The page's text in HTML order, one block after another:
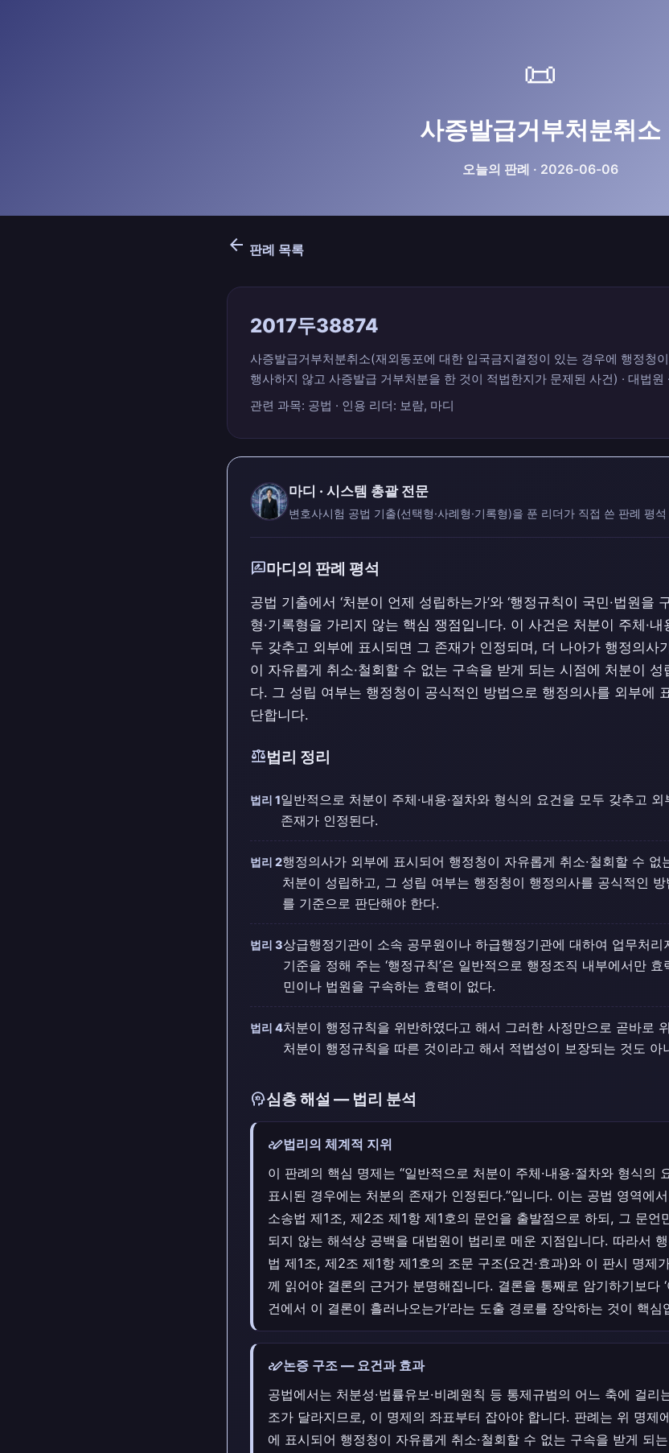
📜
사증발급거부처분취소
오늘의 판례 · 2026-06-06
arrow_back 판례 목록
2017두38874
사증발급거부처분취소(재외동포에 대한 입국금지결정이 있는 경우에 행정청
행사하지 않고 사증발급 거부처분을 한 것이 적법한지가 문제된 사건) · 대법원
관련 과목: 공법 · 인용 리더: 보람, 마디
마디 · 시스템 총괄 전문
변호사시험 공법 기출(선택형·사례형·기록형)을 푼 리더가 직접 쓴 판례 평석
rate_review마디의 판례 평석
공법 기출에서 ‘처분이 언제 성립하는가’와 ‘행정규칙이 국민·법원을
형·기록형을 가리지 않는 핵심 쟁점입니다. 이 사건은 처분이 주체·
두 갖추고 외부에 표시되면 그 존재가 인정되며, 더 나아가 행정의사
이 자유롭게 취소·철회할 수 없는 구속을 받게 되는 시점에 처분이
다. 그 성립 여부는 행정청이 공식적인 방법으로 행정의사를 외부에
단합니다.
balance법리 정리
법리 1일반적으로 처분이 주체·내용·절차와 형식의 요건을 모두 갖추고
존재가 인정된다.
법리 2행정의사가 외부에 표시되어 행정청이 자유롭게 취소·철회할 수 없
처분이 성립하고, 그 성립 여부는 행정청이 행정의사를 공식적인
를 기준으로 판단해야 한다.
법리 3상급행정기관이 소속 공무원이나 하급행정기관에 대하여 업무처리
기준을 정해 주는 ‘행정규칙’은 일반적으로 행정조직 내부에서만
민이나 법원을 구속하는 효력이 없다.
법리 4처분이 행정규칙을 위반하였다고 해서 그러한 사정만으로 곧바로
처분이 행정규칙을 따른 것이라고 해서 적법성이 보장되는 것도 아
psychology심층 해설 — 법리 분석
stylus_note법리의 체계적 지위
이 판례의 핵심 명제는 “일반적으로 처분이 주체·내용·절차와 형식의
표시된 경우에는 처분의 존재가 인정된다.”입니다. 이는 공법 영역에
소송법 제1조, 제2조 제1항 제1호의 문언을 출발점으로 하되, 그 문언
되지 않는 해석상 공백을 대법원이 법리로 메운 지점입니다. 따라서
법 제1조, 제2조 제1항 제1호의 조문 구조(요건·효과)와 이 판시 명제
께 읽어야 결론의 근거가 분명해집니다. 결론을 통째로 암기하기보다
건에서 이 결론이 흘러나오는가’라는 도출 경로를 장악하는 것이 핵심
stylus_note논증 구조 — 요건과 효과
공법에서는 처분성·법률유보·비례원칙 등 통제규범의 어느 축에 걸리
조가 달라지므로, 이 명제의 좌표부터 잡아야 합니다. 판례는 위 명제
에 표시되어 행정청이 자유롭게 취소·철회할 수 없는 구속을 받게 되